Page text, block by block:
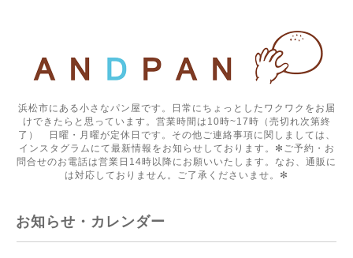
浜松市にある小さなパン屋です。日常にちょっとしたワクワクをお届
けできたらと思っています。営業時間は10時~17時（売切れ次第終
了） 日曜・月曜が定休日です。その他ご連絡事項に関しましては、
インスタグラムにて最新情報をお知らせしております。✻ご予約・お
問合せのお電話は営業日14時以降にお願いいたします。なお、通販に
は対応しておりません。ご了承くださいませ。✻
お知らせ・カレンダー